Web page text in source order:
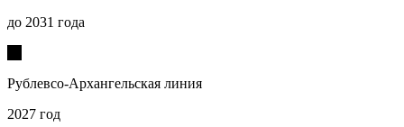
до 2031 года
Рублевсо-Архангельская линия
2027 год